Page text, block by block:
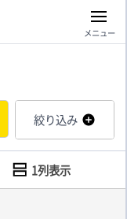
メニュー
絞り込み
1列表示